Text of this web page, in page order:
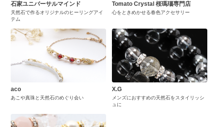
石家ユニバーサルマインド
天然石で作るオリジナルのヒーリングアイ
テム
Tomato Crystal 桜瑪瑙専門店
心をときめかせる春色アクセサリー
aco
あこや真珠と天然石のめぐり会い
X.G
メンズにおすすめの天然石をスタイリッシ
ュに